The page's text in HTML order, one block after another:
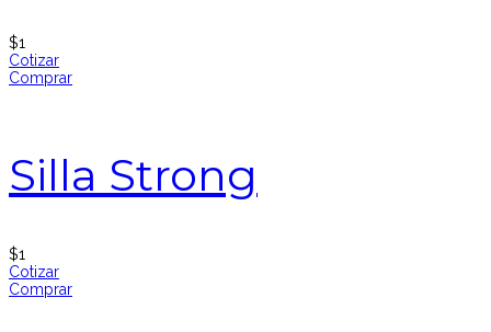
$1
Cotizar
Comprar
Silla Strong
$1
Cotizar
Comprar